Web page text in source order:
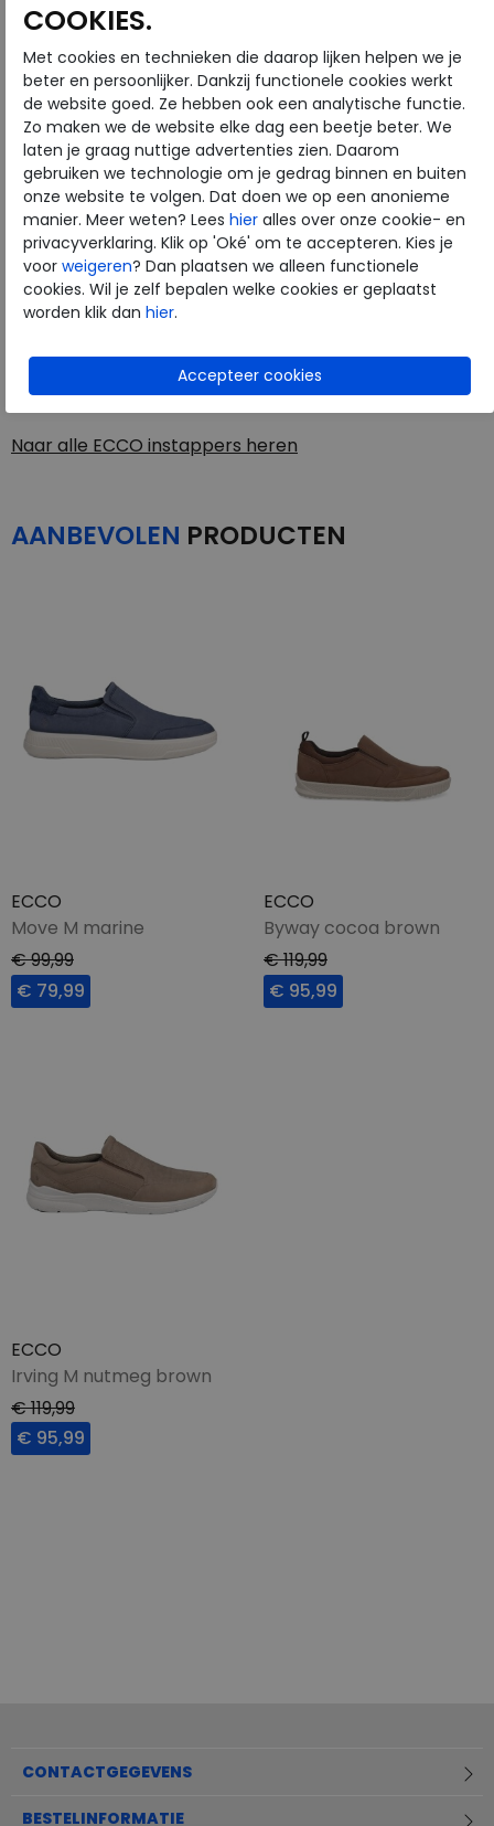
ECCO
Toon alles vanECCO
Naar alleinstappers heren
Naar alle ECCO instappers heren
Merk
ECCO
Fabrikantcode
53881402034
Bestelcode
146.25.000004
Kleur
Camel
Materiaal
Leer
Uitneembaar voetbed
nee
AANBEVOLEN PRODUCTEN
ECCO
Move M marine
€ 99,99
€ 79,99
ECCO
Byway cocoa brown
€ 119,99
€ 95,99
ECCO
Irving M nutmeg brown
€ 119,99
€ 95,99
CONTACTGEGEVENS
BESTELINFORMATIE
COOKIES.
Met cookies en technieken die daarop lijken helpen we je
beter en persoonlijker. Dankzij functionele cookies werkt
de website goed. Ze hebben ook een analytische functie.
Zo maken we de website elke dag een beetje beter. We
laten je graag nuttige advertenties zien. Daarom
gebruiken we technologie om je gedrag binnen en buiten
onze website te volgen. Dat doen we op een anonieme
manier. Meer weten? Lees hier alles over onze cookie- en
privacyverklaring. Klik op 'Oké' om te accepteren. Kies je
voor weigeren? Dan plaatsen we alleen functionele
cookies. Wil je zelf bepalen welke cookies er geplaatst
worden klik dan hier.